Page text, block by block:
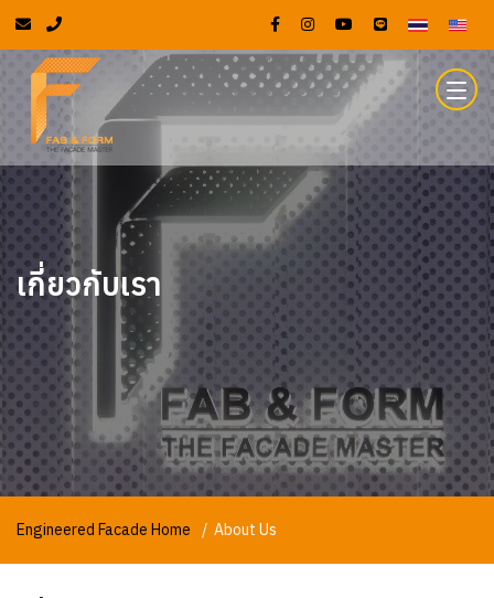
เกี่ยวกับเรา
Engineered Facade Home About Us